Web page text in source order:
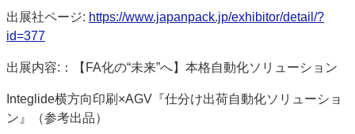
出展社ページ: https://www.japanpack.jp/exhibitor/detail/?
id=377
出展内容:：【FA化の“未来”へ】本格自動化ソリューション
Integlide横方向印刷×AGV『仕分け出荷自動化ソリューショ
ン』（参考出品）